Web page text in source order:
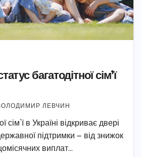
багатодітної сім’ї
ЛЕВЧИН
сім’ї в Україні відкриває двері
підтримки — від знижок
виплат…